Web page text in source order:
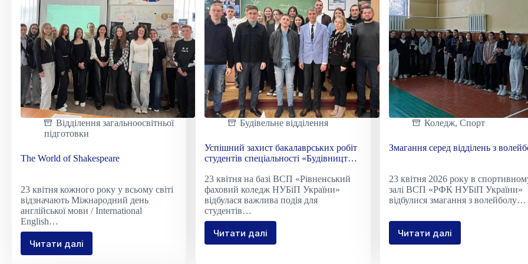
–
підсилюємо”
Відділення загальноосвітньої
підготовки
The World of Shakespeare
23 квітня кожного року у всьому світі
відзначають Міжнародний день
англійської мови / International
English…
Читати далі
The
Будівельне відділення
Успішний захист бакалаврських робіт
студентів спеціальності «Будівництво
23 квітня на базі ВСП «Рівненський
фаховий коледж НУБіП України»
відбулася важлива подія для
студентів…
Читати далі
Успішний
Коледж, Спорт
Змагання серед відділень з
23 квітня 2026 року в
залі ВСП «РФК НУБіП України»
відбулися змагання з волейболу…
Читати далі
Змагання